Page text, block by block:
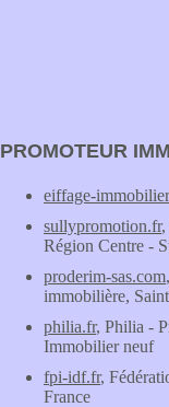
PROMOTEUR
eiffage-
sullypromotion.fr,
Région Centre -
proderim-sas.com
immobilière,
philia.fr, Philia -
Immobilier neuf
fpi-idf.fr,
France